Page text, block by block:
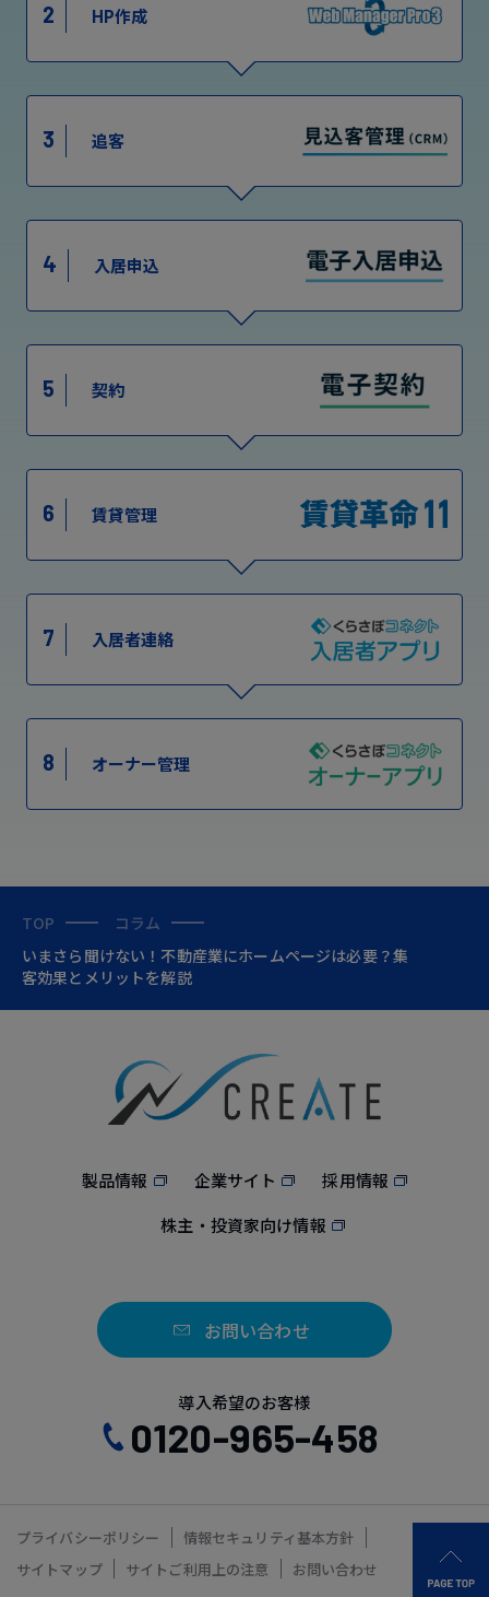
2 HP作成
3 追客
4 入居申込
5 契約
6 賃貸管理
7 入居者連絡
8 オーナー管理
TOP
コラム
いまさら聞けない！不動産業にホームページは必要？集
客効果とメリットを解説
製品情報 企業サイト
採用情報
株主・投資家向け情報
お問い合わせ
導入希望のお客様
0120-965-458
プライバシーポリシー
情報セキュリティ基本方針
サイトマップ
サイトご利用上の注意 お問い合わせ